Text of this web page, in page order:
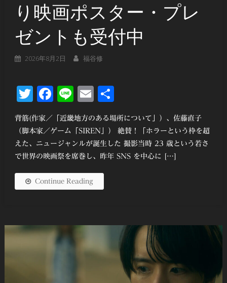
り映画ポスター・プレ
ゼントも受付中
2026年8月2日 福谷修
Twitter
Facebook
LineEmail
背筋(作家／「近畿地方のある場所について」）、佐藤直子
（脚本家／ゲーム「SIREN」） 絶賛！「ホラーという枠を超
えた、ニュージャンルが誕生した 撮影当時 23 歳という若さ
で世界の映画祭を席巻し、昨年 SNS を中⼼に […]
Continue Reading